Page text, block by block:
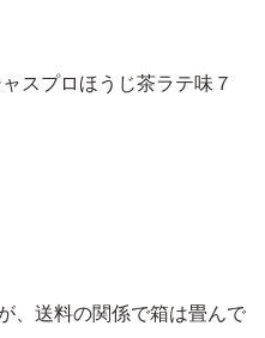
スプロほうじ茶ラテ味７
、送料の関係で箱は畳んで